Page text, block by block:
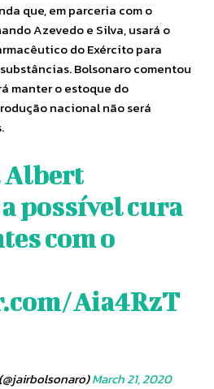
que, em parceria com o
Azevedo e Silva, usará o
do Exército para
Bolsonaro comentou
manter o estoque do
nacional não será
Albert
possível cura
com o
Aia4RzT
March 21, 2020